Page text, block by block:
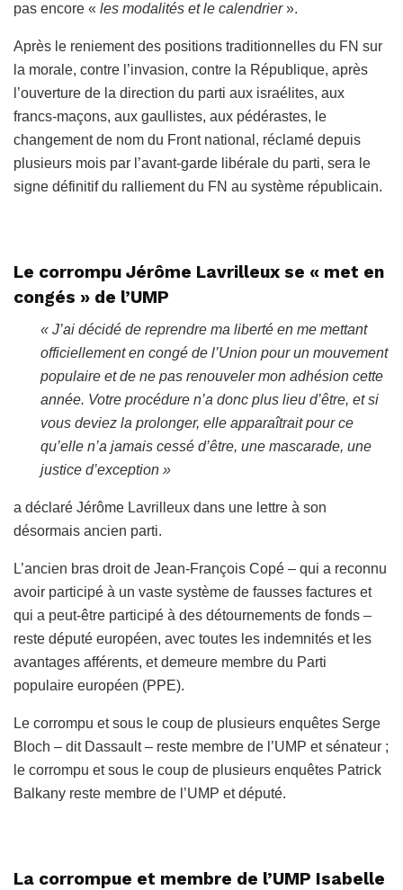
pas encore « les modalités et le calendrier».
Après le reniement des positions traditionnelles du FN sur
la morale, contre l’invasion, contre la République, après
l’ouverture de la direction du parti aux israélites, aux
francs-maçons, aux gaullistes, aux pédérastes, le
changement de nom du Front national, réclamé depuis
plusieurs mois par l’avant-garde libérale du parti, sera le
signe définitif du ralliement du FN au système républicain.
Le corrompu Jérôme Lavrilleux se « met en
congés » de l’UMP
« J’ai décidé de reprendre ma liberté en me mettant
officiellement en congé de l’Union pour un mouvement
populaire et de ne pas renouveler mon adhésion cette
année. Votre procédure n’a donc plus lieu d’être, et si
vous deviez la prolonger, elle apparaîtrait pour ce
qu’elle n’a jamais cessé d’être, une mascarade, une
justice d’exception »
a déclaré Jérôme Lavrilleux dans une lettre à son
désormais ancien parti.
L’ancien bras droit de Jean-François Copé – qui a reconnu
avoir participé à un vaste système de fausses factures et
qui a peut-être participé à des détournements de fonds –
reste député européen, avec toutes les indemnités et les
avantages afférents, et demeure membre du Parti
populaire européen (PPE).
Le corrompu et sous le coup de plusieurs enquêtes Serge
Bloch – dit Dassault – reste membre de l’UMP et sénateur ;
le corrompu et sous le coup de plusieurs enquêtes Patrick
Balkany reste membre de l’UMP et député.
La corrompue et membre de l’UMP Isabelle